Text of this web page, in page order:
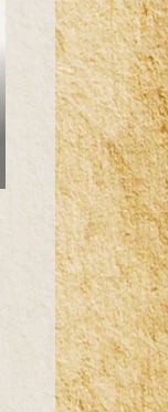
Hüfttasche
Dreieck und
Rechteck
29,90 €